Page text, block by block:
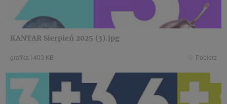
KANTAR Sierpień 2025 (3).jpg
grafika 403 KB Pobierz